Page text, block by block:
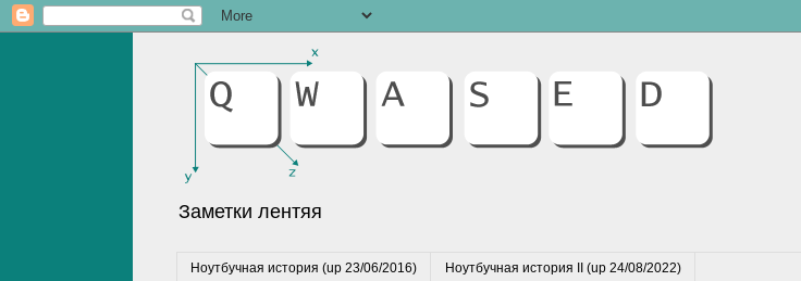
Заметки лентяя
Ноутбучная история (up 23/06/2016) Ноутбучная история II (up 24/08/2022)